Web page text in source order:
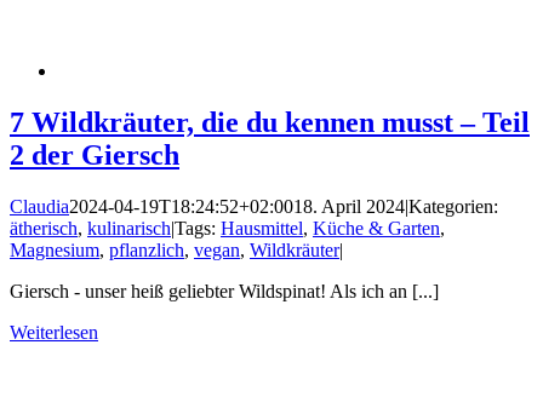
7 Wildkräuter, die du kennen musst – Teil
2 der Giersch
Claudia2024-04-19T18:24:52+02:0018. April 2024|Kategorien:
ätherisch, kulinarisch|Tags: Hausmittel, Küche & Garten,
Magnesium, pflanzlich, vegan, Wildkräuter|
Giersch - unser heiß geliebter Wildspinat! Als ich an [...]
Weiterlesen